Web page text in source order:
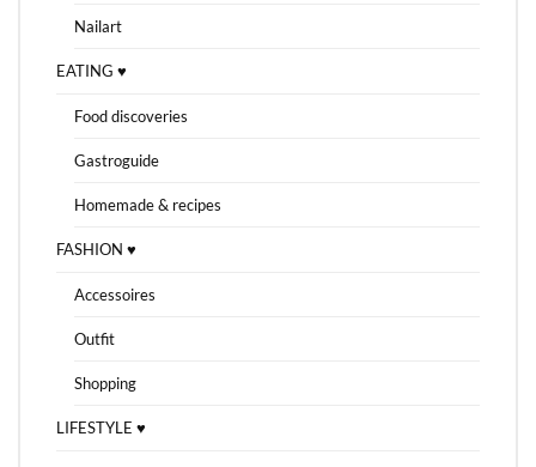
Nailart
EATING ♥
Food discoveries
Gastroguide
Homemade & recipes
FASHION ♥
Accessoires
Outfit
Shopping
LIFESTYLE ♥